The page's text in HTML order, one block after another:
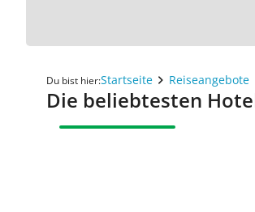
Du bist hier:Startseite Reiseangebote
Die beliebtesten
UNSERE EMPFEHLUNG